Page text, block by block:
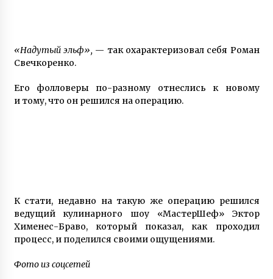
Слепая женщина из Винницы создала рок-
7 лет ago
обвинению
3 года ago
Любовь лечит — Екатерина Бонякивская
удочерила девочку с многочисленными
диагнозами и спасла ее
6 лет ago
«Надутый эльф», — так охарактеризовал себя Роман
Свечкоренко.
Его фолловеры по-разному отнеслись к новому
и тому, что он решился на операцию.
К стати, недавно на такую же операцию решился
ведущий кулинарного шоу «МастерШеф» Эктор
Хименес-Браво, который показал, как проходил
процесс, и поделился своими ощущениями.
Фото из соцсетей